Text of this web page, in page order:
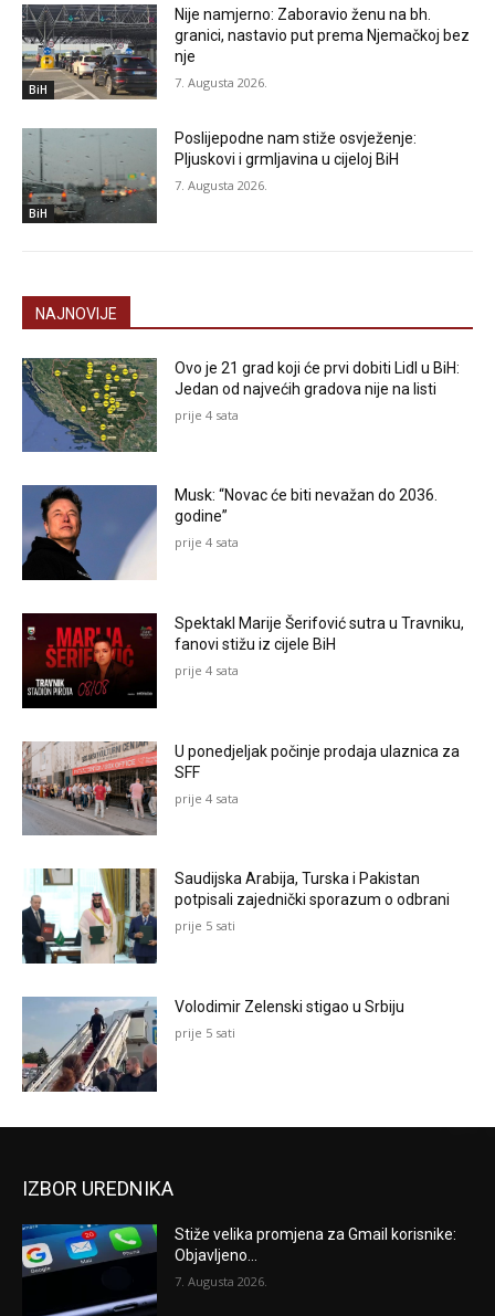
BiH
Nije namjerno: Zaboravio ženu na bh.
granici, nastavio put prema Njemačkoj bez
nje
7. Augusta 2026.
BiH
Poslijepodne nam stiže osvježenje:
Pljuskovi i grmljavina u cijeloj BiH
7. Augusta 2026.
NAJNOVIJE
Ovo je 21 grad koji će prvi dobiti Lidl u BiH:
Jedan od najvećih gradova nije na listi
prije 4 sata
Musk: “Novac će biti nevažan do 2036.
godine”
prije 4 sata
Spektakl Marije Šerifović sutra u Travniku,
fanovi stižu iz cijele BiH
prije 4 sata
U ponedjeljak počinje prodaja ulaznica za
SFF
prije 4 sata
Saudijska Arabija, Turska i Pakistan
potpisali zajednički sporazum o odbrani
prije 5 sati
Volodimir Zelenski stigao u Srbiju
prije 5 sati
IZBOR UREDNIKA
Stiže velika promjena za Gmail korisnike:
Objavljeno...
7. Augusta 2026.